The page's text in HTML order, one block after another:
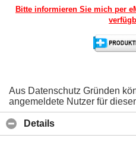
Bitte informieren Sie mich per
Aus Datenschutz Gründen
angemeldete Nutzer für
Details